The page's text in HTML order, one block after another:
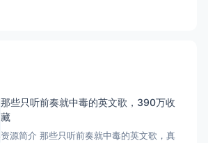
那些只听前奏就中毒的英文歌，390万收
藏
资源简介 那些只听前奏就中毒的英文歌，真